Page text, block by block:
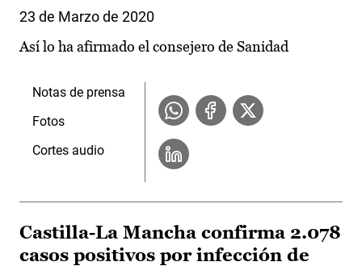
23 de Marzo de 2020
Así lo ha afirmado el consejero de Sanidad
Notas de prensa
Fotos
Cortes audio
Castilla-La Mancha confirma 2.078
casos positivos por infección de